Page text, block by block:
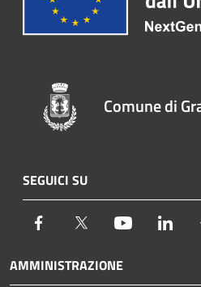
Comune di
SEGUICI SU
Facebook Twitter Youtube
AMMINISTRAZIONE